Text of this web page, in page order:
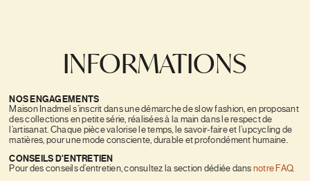
INFORMATIONS
NOS ENGAGEMENTS
Maison Inadmel s’inscrit dans une démarche de slow fashion, en proposant
des collections en petite série, réalisées à la main dans le respect de
l’artisanat. Chaque pièce valorise le temps, le savoir-faire et l’upcycling de
matières, pour une mode consciente, durable et profondément humaine.
CONSEILS D'ENTRETIEN
Pour des conseils d’entretien, consultez la section dédiée dans notre FAQ.